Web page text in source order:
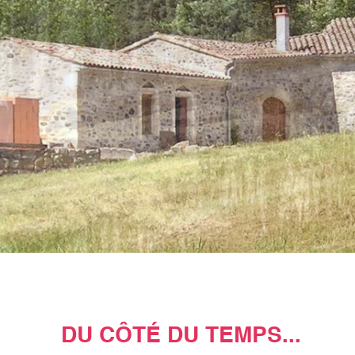
DU CÔTÉ DU TEMPS...